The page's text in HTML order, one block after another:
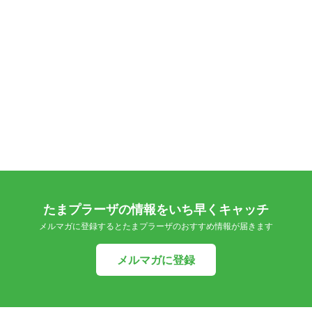
たまプラーザの情報をいち早くキャッチ
メルマガに登録するとたまプラーザのおすすめ情報が届きます
メルマガに登録